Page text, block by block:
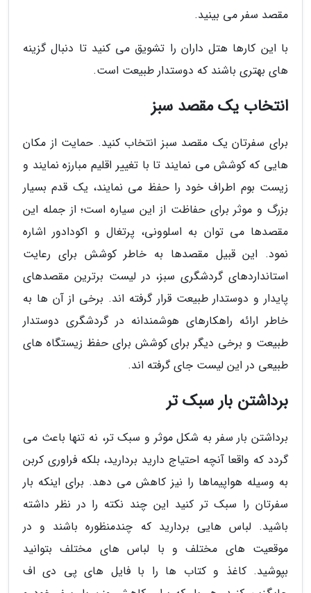
مقصد سفر می بینید.
با این کارها هتل داران را تشویق می کنید تا دنبال گزینه
های بهتری باشند که دوستدار طبیعت است.
انتخاب یک مقصد سبز
برای سفرتان یک مقصد سبز انتخاب کنید. حمایت از مکان
هایی که کوشش می نمایند تا با تغییر اقلیم مبارزه نمایند و
زیست بوم اطراف خود را حفظ می نمایند، یک قدم بسیار
بزرگ و موثر برای حفاظت از این سیاره است؛ از جمله این
مقصدها می توان به اسلوونی، پرتغال و اکودادور اشاره
نمود. این قبیل مقصدها به خاطر کوشش برای رعایت
استانداردهای گردشگری سبز، در لیست برترین مقصدهای
پایدار و دوستدار طبیعت قرار گرفته اند. برخی از آن ها به
خاطر ارائه راهکارهای هوشمندانه در گردشگری دوستدار
طبیعت و برخی دیگر برای کوشش برای حفظ زیستگاه های
طبیعی در این لیست جای گرفته اند.
برداشتن بار سبک تر
برداشتن بار سفر به شکل موثر و سبک تر، نه تنها باعث می
گردد که واقعا آنچه احتیاج دارید بردارید، بلکه فراوری کربن
به وسیله هواپیماها را نیز کاهش می دهد. برای اینکه بار
سفرتان را سبک تر کنید این چند نکته را در نظر داشته
باشید. لباس هایی بردارید که چندمنظوره باشند و در
موقعیت های مختلف و با لباس های مختلف بتوانید
بپوشید. کاغذ و کتاب ها را با فایل های پی دی اف